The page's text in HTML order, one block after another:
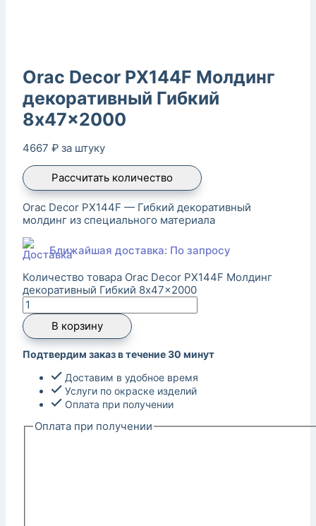
Orac Decor PX144F Молдинг
декоративный Гибкий
8x47x2000
4667 ₽ за штуку
Рассчитать количество
Orac Decor PX144F — Гибкий декоративный
молдинг из специального материала
Ближайшая доставка: По запросу
Количество товара Orac Decor PX144F Молдинг
декоративный Гибкий 8x47x2000
В корзину
Подтвердим заказ в течение 30 минут
Доставим в удобное время
Услуги по окраске изделий
Оплата при получении
Оплата при получении